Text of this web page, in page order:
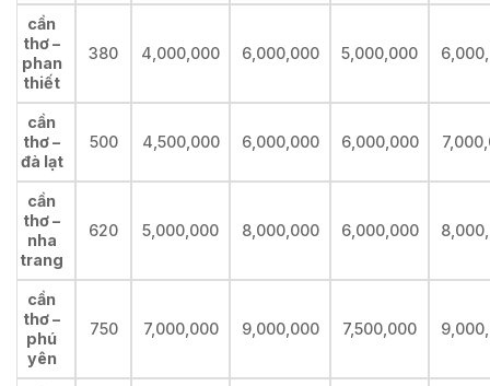
cần
thơ –
phan
thiết
380 4,000,000 6,000,000 5,000,000
cần
thơ –
đà lạt
500 4,500,000 6,000,000 6,000,000
cần
thơ –
nha
trang
620 5,000,000 8,000,000 6,000,000
cần
thơ –
phú
yên
750 7,000,000 9,000,000 7,500,000